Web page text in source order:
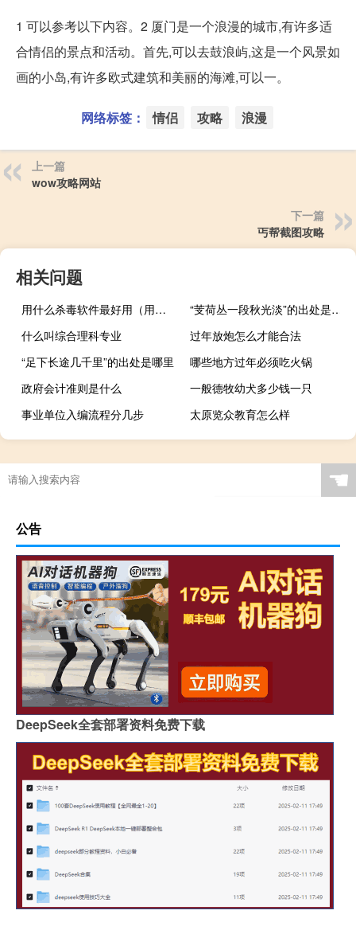
1 可以参考以下内容。2 厦门是一个浪漫的城市,有许多适
合情侣的景点和活动。首先,可以去鼓浪屿,这是一个风景如
画的小岛,有许多欧式建筑和美丽的海滩,可以一。
网络标签： 情侣 攻略 浪漫
上一篇
wow攻略网站
下一篇
丐帮截图攻略
相关问题
用什么杀毒软件最好用（用什么杀毒软件最好）
“芰荷丛一段秋光淡”的出处是哪里
什么叫综合理科专业
过年放炮怎么才能合法
“足下长途几千里”的出处是哪里
哪些地方过年必须吃火锅
政府会计准则是什么
一般德牧幼犬多少钱一只
事业单位入编流程分几步
太原览众教育怎么样
☚
公告
DeepSeek全套部署资料免费下载